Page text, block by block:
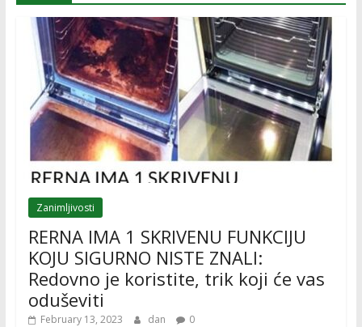
Zanimljivosti
RERNA IMA 1 SKRIVENU FUNKCIJU
KOJU SIGURNO NISTE ZNALI:
Redovno je koristite, trik koji će vas
oduševiti
February 13, 2023 dan 0